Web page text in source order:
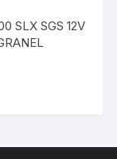
SLX SGS 12V